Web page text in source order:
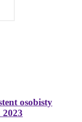
osobisty
2023